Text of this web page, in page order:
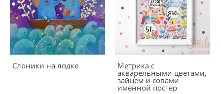
Слоники на лодке Метрика с
акварельными цветами,
зайцем и совами -
именной постер